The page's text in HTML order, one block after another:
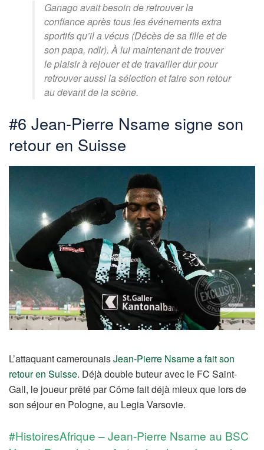
Ganago avait besoin de retrouver la
confiance après tous les événements extra
sportifs qu’il a vécus (Décès de sa fille et de
son papa, ndlr). À lui maintenant de trouver
le plaisir à rejouer et de travailler dur pour
retrouver aussi la sélection et faire son retour
au devant de la scène.
#6 Jean-Pierre Nsame signe son
retour en Suisse
L’attaquant camerounaisJean-Pierre Nsamea fait son
retour en Suisse. Déjà double buteur avec le FC Saint-
Gall, le joueur prêté par Côme fait déjà mieux que lors de
son séjour en Pologne, au Legia Varsovie.
#HistoiresAfrique – Jean-Pierre Nsame au BSC